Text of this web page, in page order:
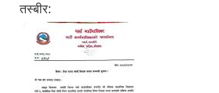
तस्बीर: